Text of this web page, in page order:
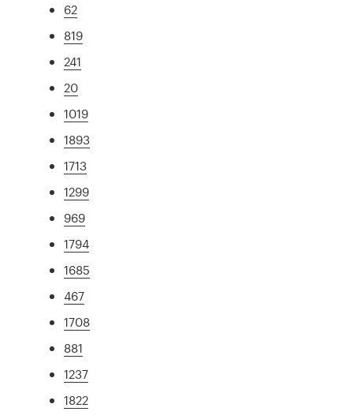
62
819
241
20
1019
1893
1713
1299
969
1794
1685
467
1708
881
1237
1822